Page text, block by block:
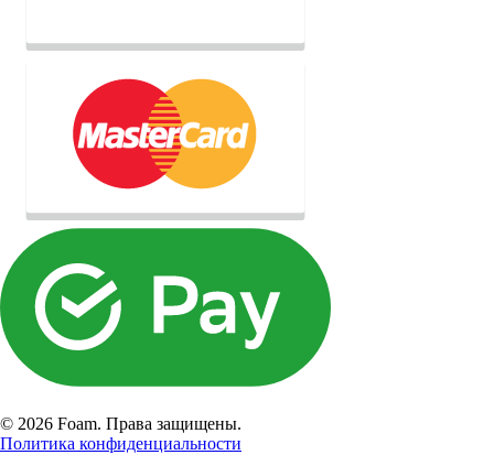
© 2026 Foam. Права защищены.
Политика конфиденциальности